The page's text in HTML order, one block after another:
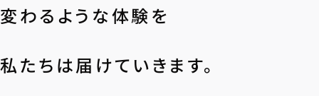
変わるような体験を
私たちは届けていきます。